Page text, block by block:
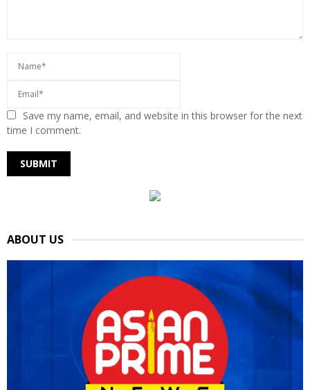
Save my name, email, and website in this browser for the next
time I comment.
ABOUT US